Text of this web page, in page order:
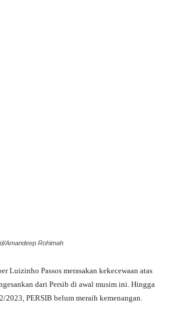
Amandeep Rohimah
Luizinho Passos merasakan kekecewaan atas
dari Persib di awal musim ini. Hingga
2023, PERSIB belum meraih kemenangan.